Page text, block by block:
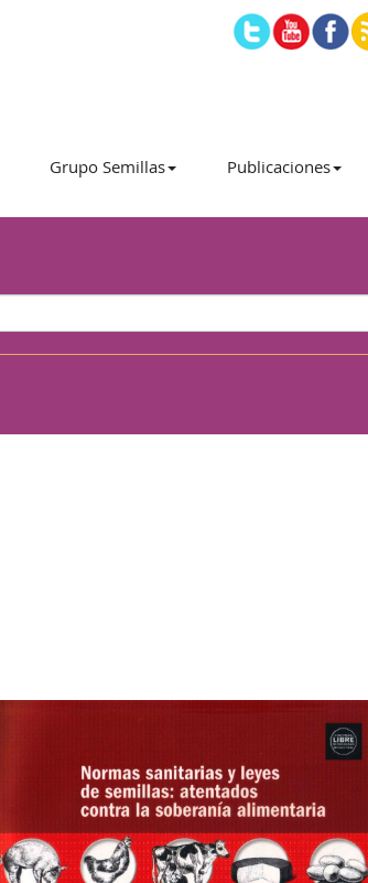
Grupo Semillas Publicaciones